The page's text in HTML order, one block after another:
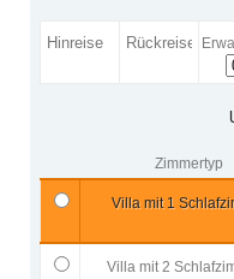
Zimmertyp
Villa mit 1
Villa mit 2